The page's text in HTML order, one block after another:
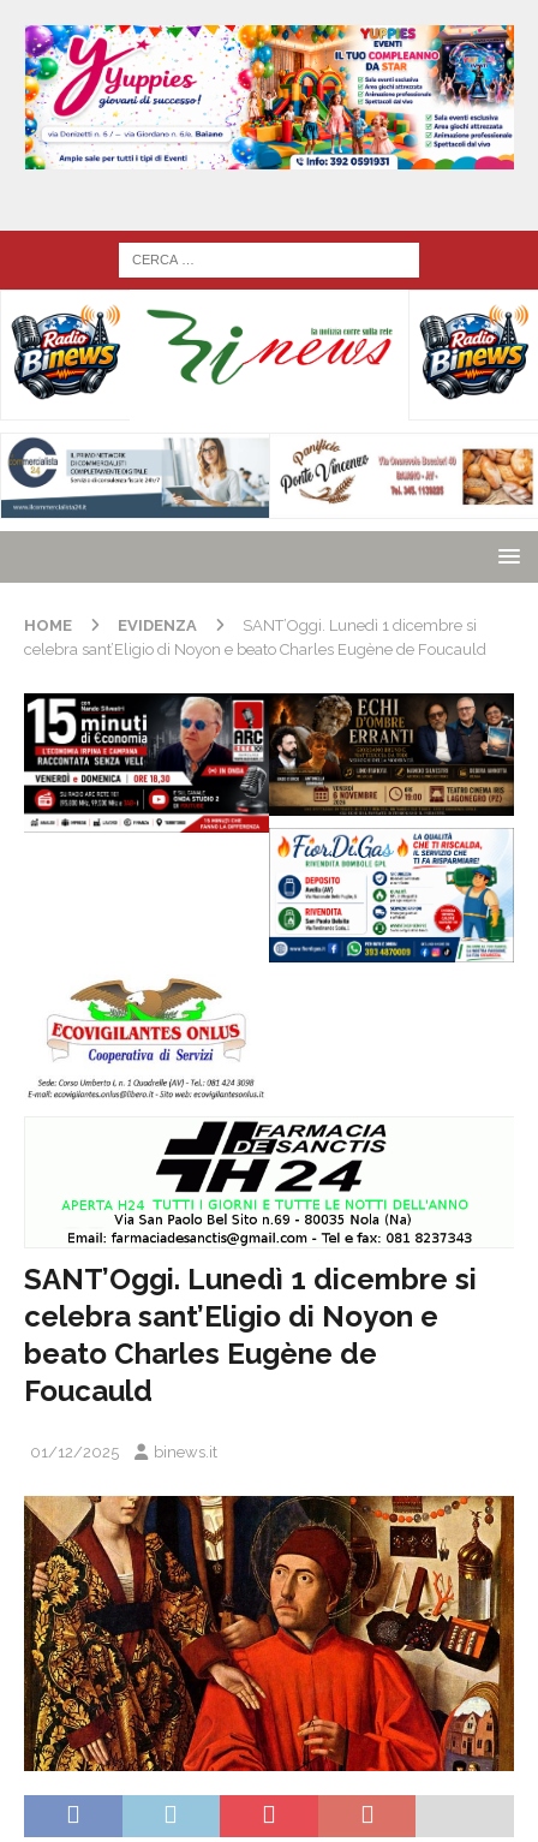
HOME EVIDENZA
SANT’Oggi. Lunedì 1 dicembre si
celebra sant’Eligio di Noyon e beato Charles Eugène de Foucauld
SANT’Oggi. Lunedì 1 dicembre si
celebra sant’Eligio di Noyon e
beato Charles Eugène de
Foucauld
01/12/2025 binews.it